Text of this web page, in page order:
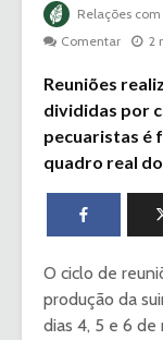
Relações
Comentar
2
Reuniões
divididas por
pecuaristas é
quadro real
O ciclo de
produção da
dias 4, 5 e 6 de